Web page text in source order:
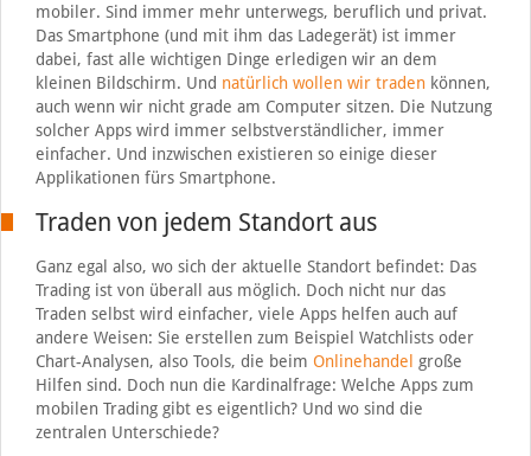
mobiler. Sind immer mehr unterwegs, beruflich und privat.
Das Smartphone (und mit ihm das Ladegerät) ist immer
dabei, fast alle wichtigen Dinge erledigen wir an dem
kleinen Bildschirm. Und natürlich wollen wir tradenkönnen,
auch wenn wir nicht grade am Computer sitzen. Die Nutzung
solcher Apps wird immer selbstverständlicher, immer
einfacher. Und inzwischen existieren so einige dieser
Applikationen fürs Smartphone.
Traden von jedem Standort aus
Ganz egal also, wo sich der aktuelle Standort befindet: Das
Trading ist von überall aus möglich. Doch nicht nur das
Traden selbst wird einfacher, viele Apps helfen auch auf
andere Weisen: Sie erstellen zum Beispiel Watchlists oder
Chart-Analysen, also Tools, die beim Onlinehandel
große
Hilfen sind. Doch nun die Kardinalfrage: Welche Apps zum
mobilen Trading gibt es eigentlich? Und wo sind die
zentralen Unterschiede?